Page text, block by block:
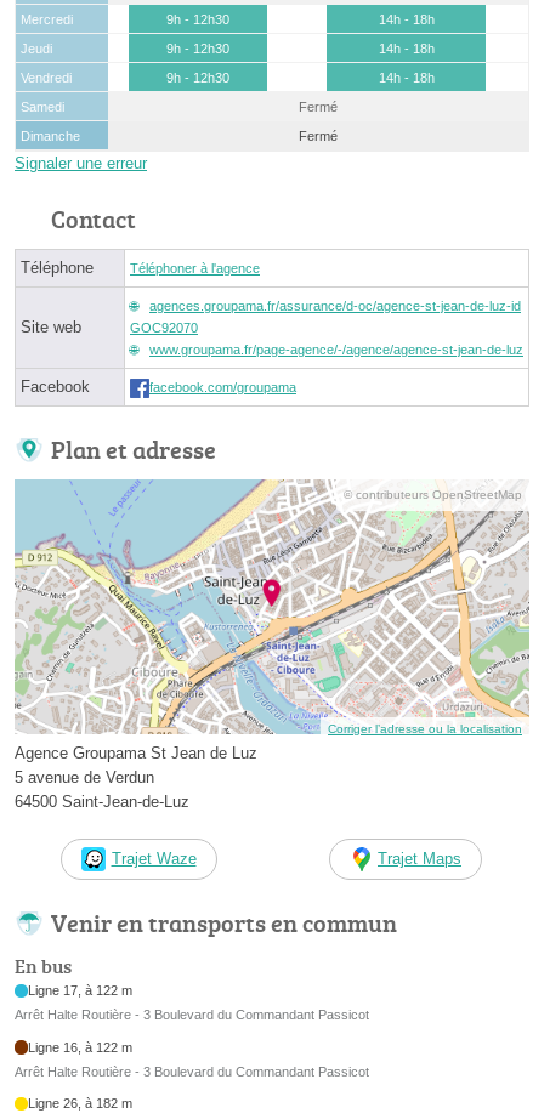
Mercredi
9h - 12h30
14h - 18h
Jeudi
9h - 12h30
14h - 18h
Vendredi
9h - 12h30
14h - 18h
Samedi
Fermé
Dimanche
Fermé
Signaler une erreur
Contact
Téléphone Téléphoner à l'agence
Site web
agences.groupama.fr/assurance/d-oc/agence-st-jean-de-luz-id
GOC92070
www.groupama.fr/page-agence/-/agence/agence-st-jean-de-luz
Facebook facebook.com/groupama
Plan et adresse
© contributeurs OpenStreetMap
Corriger l’adresse ou la localisation
Agence Groupama St Jean de Luz
5 avenue de Verdun
64500 Saint-Jean-de-Luz
Trajet Waze Trajet Maps
Venir en transports en commun
En bus
Ligne 17, à 122 m
Arrêt Halte Routière - 3 Boulevard du Commandant Passicot
Ligne 16, à 122 m
Arrêt Halte Routière - 3 Boulevard du Commandant Passicot
Ligne 26, à 182 m